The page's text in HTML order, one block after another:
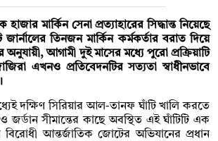
মার্কিন সেনা প্রত্যাহারের সিদ্ধান্ত নিয়েছে
জার্নালের তিনজন মার্কিন কর্মকর্তার বরাত দিয়ে
অনুযায়ী, আগামী দুই মাসের মধ্যে পুরো প্রক্রিয়াটি
এখনও প্রতিবেদনটির সত্যতা স্বাধীনভাবে
দক্ষিণ সিরিয়ার আল-তানফ ঘাঁটি খালি করতে
সীমান্তের কাছে অবস্থিত এই ঘাঁটিটি এক
আন্তর্জাতিক জোটের অভিযানের প্রধান